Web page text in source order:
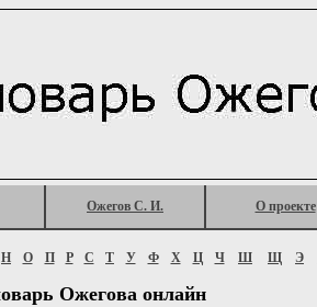
Ожегов С. И. О проекте
Н О П Р С Т У Ф Х Ц Ч Ш Щ Э
Ожегова онлайн